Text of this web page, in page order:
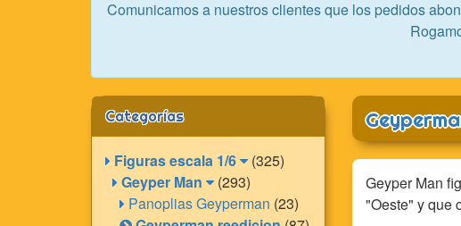
Comunicamos a nuestros clientes que los pedidos
Geyper Man
"Oeste" y que
Categorías
Figuras escala 1/6
(325)
Geyper Man
(293)
Panoplias Geyperman (23)